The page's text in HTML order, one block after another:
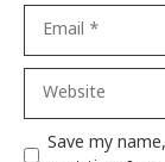
Save my